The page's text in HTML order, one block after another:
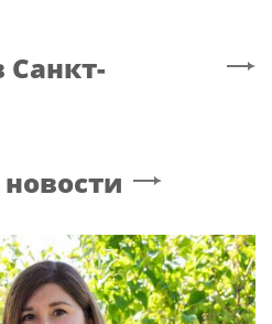
Санкт-